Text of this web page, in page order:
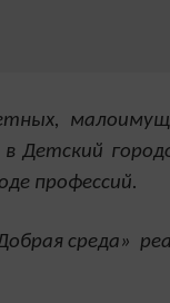
Детский
профессий.
среда»